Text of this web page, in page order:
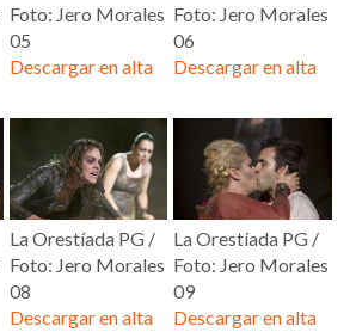
Foto: Jero Morales
05
Descargar en alta
Foto: Jero Morales
06
Descargar en alta
La Orestíada PG /
Foto: Jero Morales
08
Descargar en alta
La Orestíada PG /
Foto: Jero Morales
09
Descargar en alta